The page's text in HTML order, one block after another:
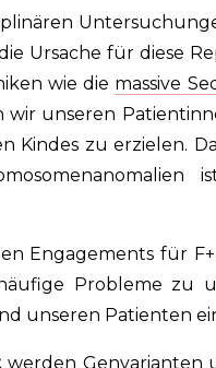
Ursache für diese
wie die massive
wir unseren
Kindes zu erzielen.
Engagements für
Probleme zu
unseren Patienten
werden Genvarianten